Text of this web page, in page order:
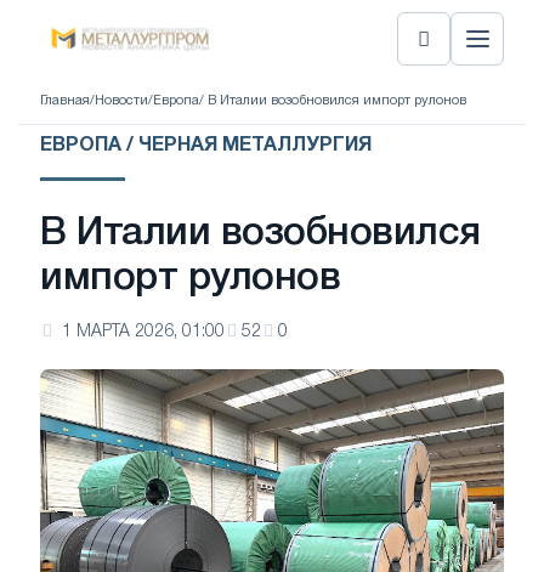
Главная/ Новости/ Европа/ В Италии возобновился импорт рулонов
ЕВРОПА / ЧЕРНАЯ МЕТАЛЛУРГИЯ
В Италии возобновился
импорт рулонов
1 МАРТА 2026, 01:00 52 0